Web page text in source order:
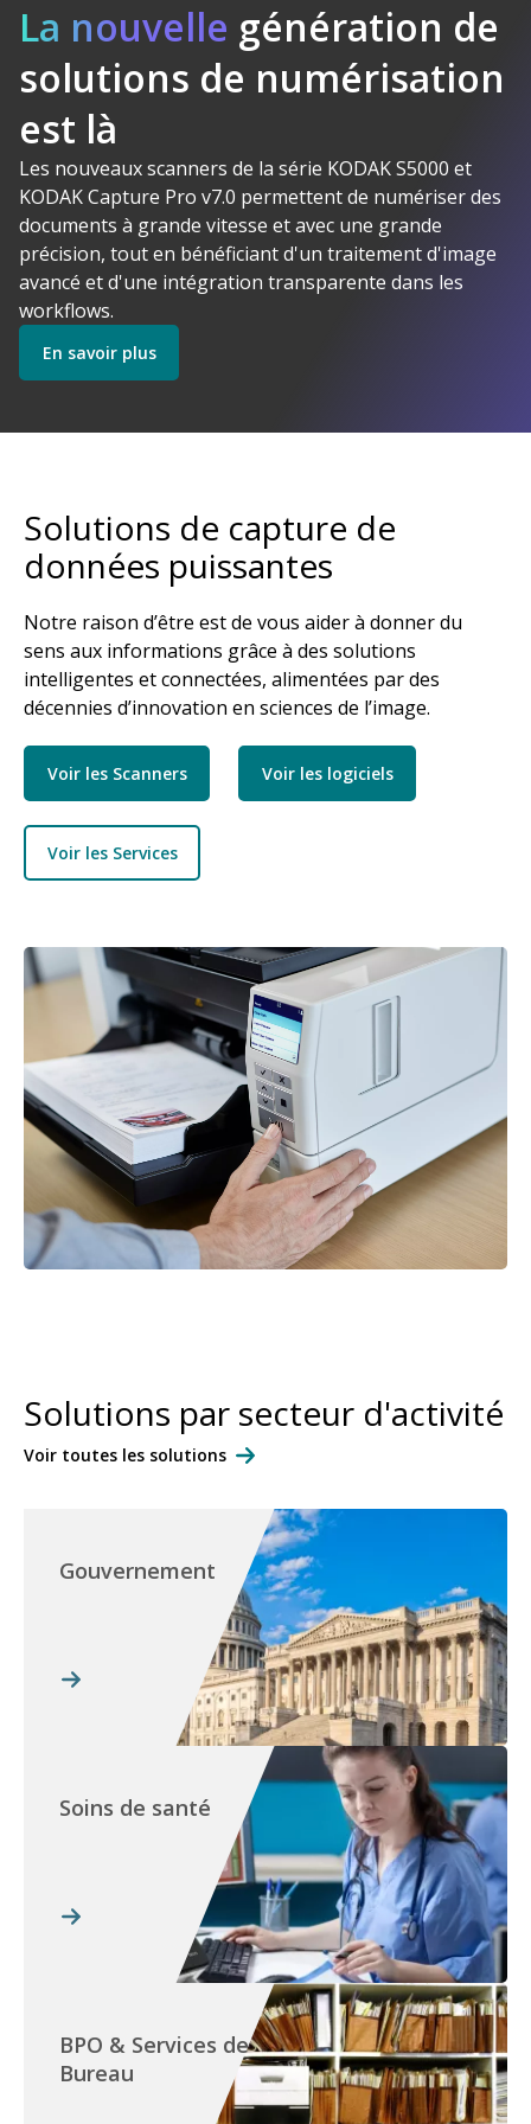
La nouvelle génération de
solutions de numérisation
est là
Les nouveaux scanners de la série KODAK S5000 et
KODAK Capture Pro v7.0 permettent de numériser des
documents à grande vitesse et avec une grande
précision, tout en bénéficiant d'un traitement d'image
avancé et d'une intégration transparente dans les
workflows.
En savoir plus
Logiciel
Commencer
Makes Sense
Découvrez nos Logiciels
Découvrez nos Scanners
Découvrez nos Services
Solutions de capture de
données puissantes
Notre raison d’être est de vous aider à donner du
sens aux informations grâce à des solutions
intelligentes et connectées, alimentées par des
décennies d’innovation en sciences de l’image.
Voir les Scanners Voir les logiciels
Voir les Services
Image
Solutions par secteur d'activité
Voir toutes les solutions
Gouvernement
Soins de santé
BPO & Services de
Bureau